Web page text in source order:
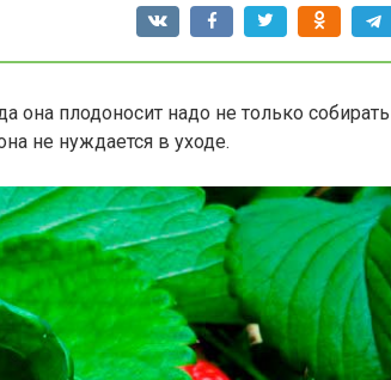
она плодоносит надо не только собирать
не нуждается в уходе.